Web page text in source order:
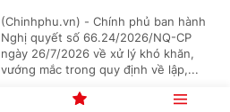
(Chinhphu.vn) - Chính phủ ban hành
Nghị quyết số 66.24/2026/NQ-CP
ngày 26/7/2026 về xử lý khó khăn,
vướng mắc trong quy định về lập,...